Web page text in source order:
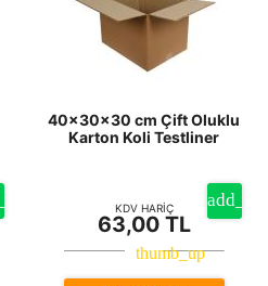
40x30x30 cm Çift Oluklu
Karton Koli Testliner
KDV HARİÇ
63,00 TL